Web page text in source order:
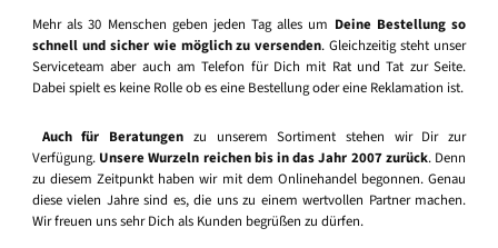
Mehr als 30 Menschen geben jeden Tag alles um Deine Bestellung so
schnell und sicher wie möglich zu versenden. Gleichzeitig steht unser
Serviceteam aber auch am Telefon für Dich mit Rat und Tat zur Seite.
Dabei spielt es keine Rolle ob es eine Bestellung oder eine Reklamation ist.
Auch für Beratungen zu unserem Sortiment stehen wir Dir zur
Verfügung. Unsere Wurzeln reichen bis in das Jahr 2007 zurück. Denn
zu diesem Zeitpunkt haben wir mit dem Onlinehandel begonnen. Genau
diese vielen Jahre sind es, die uns zu einem wertvollen Partner machen.
Wir freuen uns sehr Dich als Kunden begrüßen zu dürfen.